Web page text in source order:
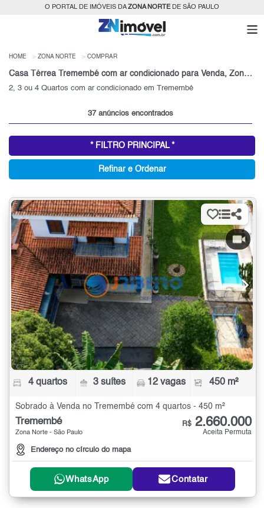
O PORTAL DE IMÓVEIS DAZONA NORTEDE SÃO PAULO
HOME ZONA NORTE COMPRAR
Casa Térrea Tremembé com ar condicionado para Venda, Zona Norte, SP
2, 3 ou 4 Quartos com ar condicionado em Tremembé
37 anúncios encontrados
* FILTRO PRINCIPAL *
Refinar e Ordenar
4 quartos 3 suítes 12 vagas 450 m²
Sobrado à Venda no Tremembé com 4 quartos - 450 m²
Tremembé
Zona Norte - São Paulo
Endereço no círculo do mapa
R$ 2.660.000
Aceita Permuta
WhatsApp Contatar